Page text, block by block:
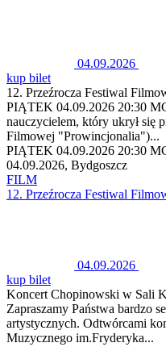
04.09.2026
kup bilet
12. Przeźrocza Festiwal
PIĄTEK 04.09.2026 20:30
nauczycielem, który ukrył się
Filmowej "Prowincjonalia")...
PIĄTEK 04.09.2026 20:30
04.09.2026, Bydgoszcz
FILM
12. Przeźrocza Festiwal
04.09.2026
kup bilet
Koncert Chopinowski w Sali
Zapraszamy Państwa bardzo
artystycznych. Odtwórcami
Muzycznego im.Fryderyka...